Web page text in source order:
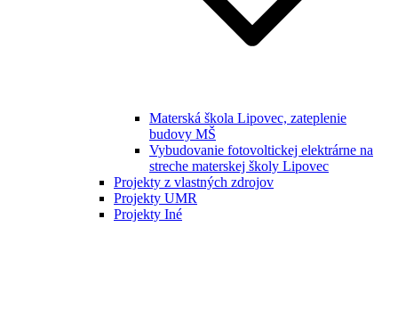
Materská škola Lipovec, zateplenie
budovy MŠ
Vybudovanie fotovoltickej elektrárne na
streche materskej školy Lipovec
Projekty z vlastných zdrojov
Projekty UMR
Projekty Iné